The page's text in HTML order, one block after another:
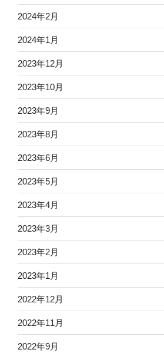
2024年2月
2024年1月
2023年12月
2023年10月
2023年9月
2023年8月
2023年6月
2023年5月
2023年4月
2023年3月
2023年2月
2023年1月
2022年12月
2022年11月
2022年9月